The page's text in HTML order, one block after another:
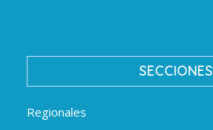
SECCIONES
Regionales